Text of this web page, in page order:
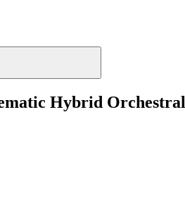
Hybrid Orchestral